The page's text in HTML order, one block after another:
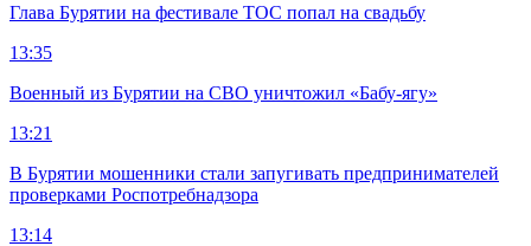
Глава Бурятии на фестивале ТОС попал на свадьбу
13:35
Военный из Бурятии на СВО уничтожил «Бабу-ягу»
13:21
В Бурятии мошенники стали запугивать предпринимателей
проверками Роспотребнадзора
13:14